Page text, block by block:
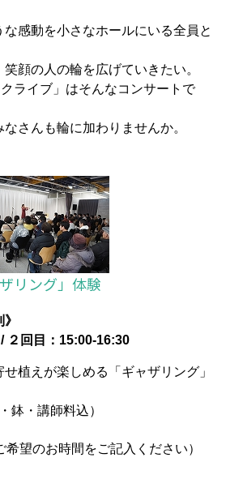
感動を小さなホールにいる全員と
顔の人の輪を広げていきたい。
ライブ」はそんなコンサートで
さんも輪に加わりませんか。
リング」体験
２回目：15:00-16:30
植えが楽しめる「ギャザリング」
鉢・講師料込）
望のお時間をご記入ください）